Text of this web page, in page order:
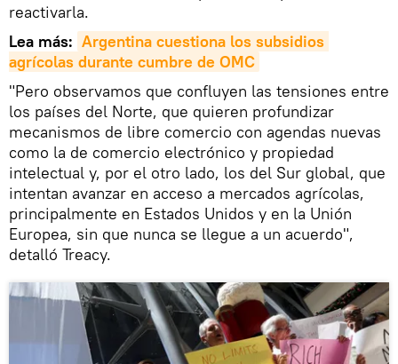
reactivarla.
Lea más: Argentina cuestiona los subsidios
agrícolas durante cumbre de OMC
"Pero observamos que confluyen las tensiones entre
los países del Norte, que quieren profundizar
mecanismos de libre comercio con agendas nuevas
como la de comercio electrónico y propiedad
intelectual y, por el otro lado, los del Sur global, que
intentan avanzar en acceso a mercados agrícolas,
principalmente en Estados Unidos y en la Unión
Europea, sin que nunca se llegue a un acuerdo",
detalló Treacy.